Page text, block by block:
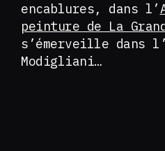
encablures, dans l’
peinture de La
s’émerveille dans
Modigliani…